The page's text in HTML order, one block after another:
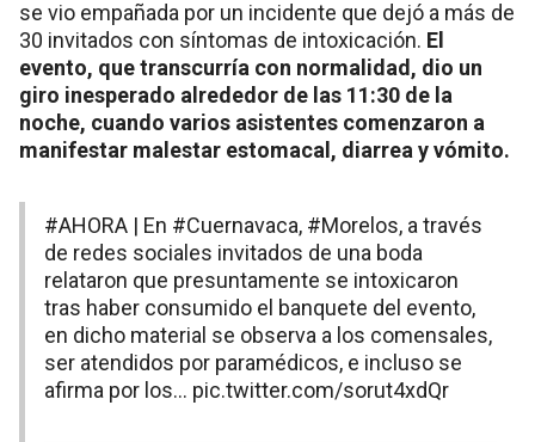
se vio empañada por un incidente que dejó a más de
30 invitados con síntomas de intoxicación. El
evento, que transcurría con normalidad, dio un
giro inesperado alrededor de las 11:30 de la
noche, cuando varios asistentes comenzaron a
manifestar malestar estomacal, diarrea y vómito.
#AHORA | En #Cuernavaca, #Morelos, a través
de redes sociales invitados de una boda
relataron que presuntamente se intoxicaron
tras haber consumido el banquete del evento,
en dicho material se observa a los comensales,
ser atendidos por paramédicos, e incluso se
afirma por los… pic.twitter.com/sorut4xdQr